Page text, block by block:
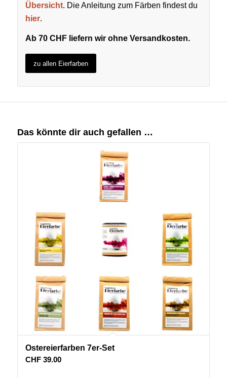
Übersicht. Die Anleitung zum Färben findest du
hier.
Ab 70 CHF liefern wir ohne Versandkosten.
zu allen Eierfarben
Das könnte dir auch gefallen …
Ostereierfarben 7er-Set
CHF39.00